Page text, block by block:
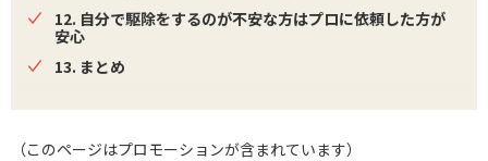
12. 自分で駆除をするのが不安な方はプロに依頼した方が
安心
13. まとめ
（このページはプロモーションが含まれています）